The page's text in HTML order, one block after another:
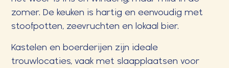
zomer. De keuken is hartig en eenvoudig met
stoofpotten, zeevruchten en lokaal bier.
Kastelen en boerderijen zijn ideale
trouwlocaties, vaak met slaapplaatsen voor